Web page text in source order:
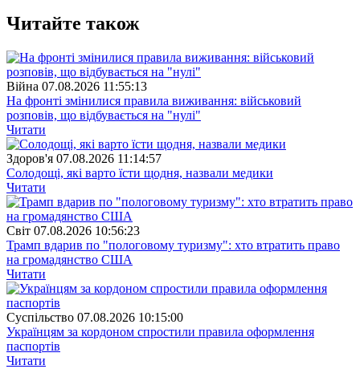
Читайте також
Війна 07.08.2026 11:55:13
На фронті змінилися правила виживання: військовий
розповів, що відбувається на "нулі"
Читати
Здоров'я 07.08.2026 11:14:57
Солодощі, які варто їсти щодня, назвали медики
Читати
Свiт 07.08.2026 10:56:23
Трамп вдарив по "пологовому туризму": хто втратить право
на громадянство США
Читати
Суспiльство 07.08.2026 10:15:00
Українцям за кордоном спростили правила оформлення
паспортів
Читати